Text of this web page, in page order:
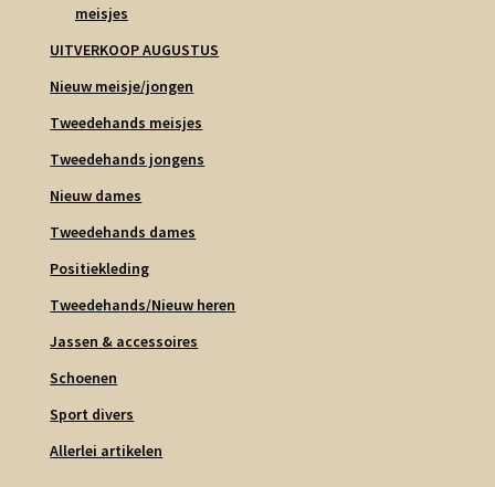
meisjes
UITVERKOOP AUGUSTUS
Nieuw meisje/jongen
Tweedehands meisjes
Tweedehands jongens
Nieuw dames
Tweedehands dames
Positiekleding
Tweedehands/Nieuw heren
Jassen & accessoires
Schoenen
Sport divers
Allerlei artikelen